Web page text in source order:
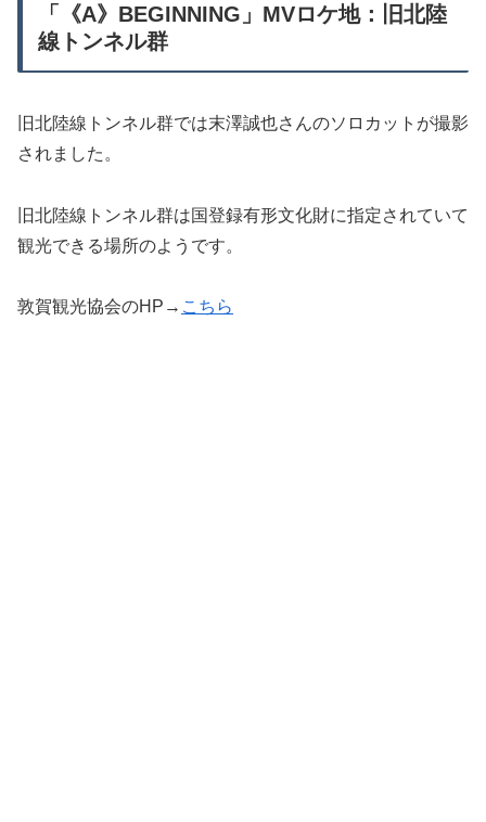
「《A》BEGINNING」MVロケ地：旧北陸
線トンネル群
旧北陸線トンネル群では末澤誠也さんのソロカットが撮影
されました。
旧北陸線トンネル群は国登録有形文化財に指定されていて
観光できる場所のようです。
敦賀観光協会のHP→ こちら